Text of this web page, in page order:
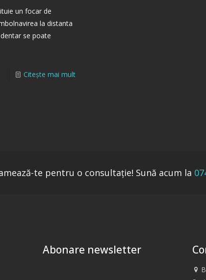
un focar de
la distanta
se poate
Citește mai mult
te pentru o consultaţie! Sună acum la
Abonare newsletter